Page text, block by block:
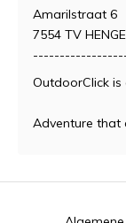
Amarilstraat 6
7554 TV
OutdoorClick is
Adventure that